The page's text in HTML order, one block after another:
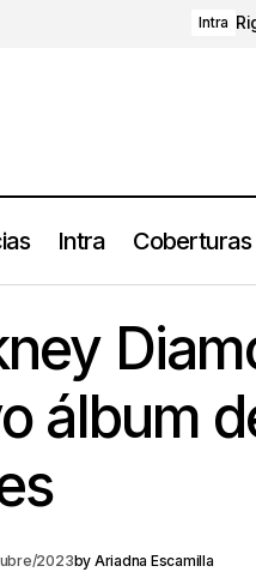
Intra
Intra Coberturas
álbum
2023by Ariadna Escamilla